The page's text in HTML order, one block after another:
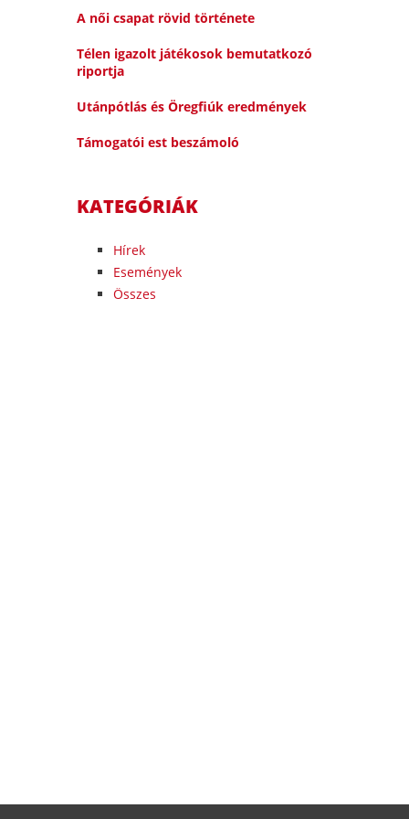
A női csapat rövid története
Télen igazolt játékosok bemutatkozó
riportja
Utánpótlás és Öregfiúk eredmények
Támogatói est beszámoló
KATEGÓRIÁK
Hírek
Események
Összes